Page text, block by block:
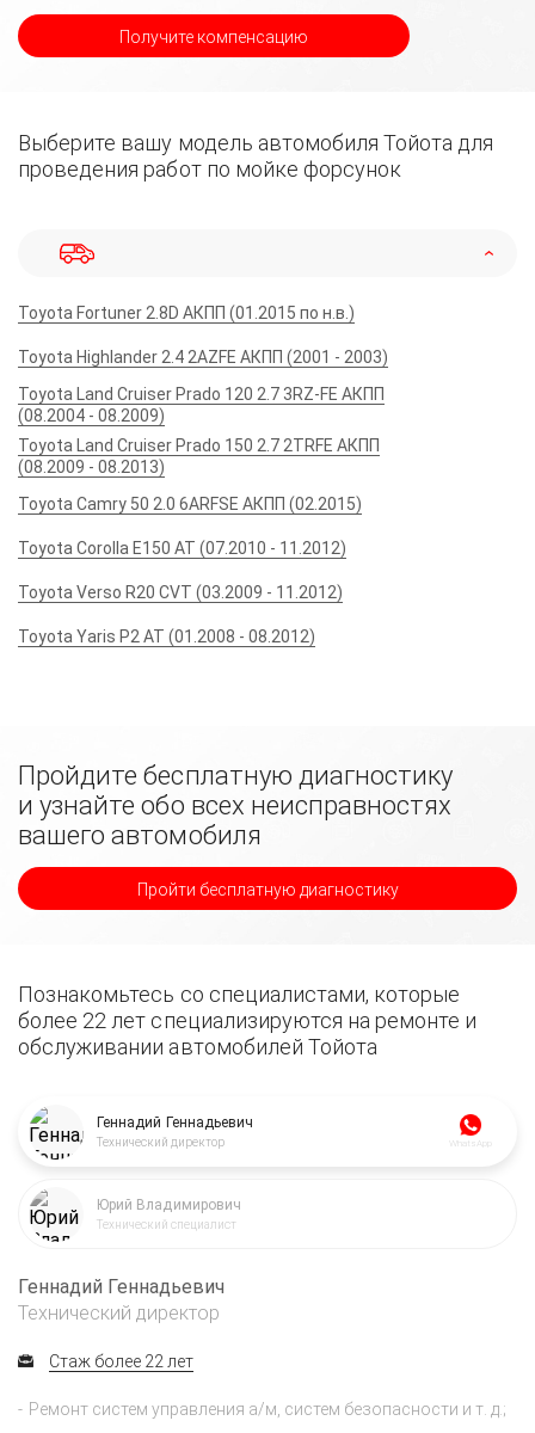
Получите компенсацию
Выберите вашу модель автомобиля Тойота для
проведения работ по мойке форсунок
Toyota Fortuner 2.8D АКПП (01.2015 по н.в.)
Toyota Highlander 2.4 2AZFE АКПП (2001 - 2003)
Toyota Land Cruiser Prado 120 2.7 3RZ-FE АКПП
(08.2004 - 08.2009)
Toyota Land Cruiser Prado 150 2.7 2TRFE АКПП
(08.2009 - 08.2013)
Toyota Camry 50 2.0 6ARFSE АКПП (02.2015)
Toyota Corolla E150 AT (07.2010 - 11.2012)
Toyota Verso R20 CVT (03.2009 - 11.2012)
Toyota Yaris P2 AT (01.2008 - 08.2012)
Пройдите бесплатную диагностику
и узнайте обо всех неисправностях
вашего автомобиля
Пройти бесплатную диагностику
Познакомьтесь со специалистами, которые
более 22 лет специализируются на ремонте и
обслуживании автомобилей Тойота
Геннадий Геннадьевич
Технический директор WhatsApp
Юрий Владимирович
Технический специалист
Геннадий Геннадьевич
Технический директор
Стаж более 22 лет
Ремонт систем управления а/м, систем безопасности и т. д.;